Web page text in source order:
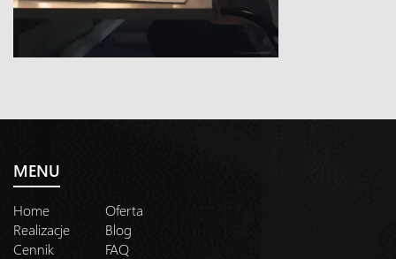
MENU
Home
Oferta
Realizacje
Blog
Cennik
FAQ